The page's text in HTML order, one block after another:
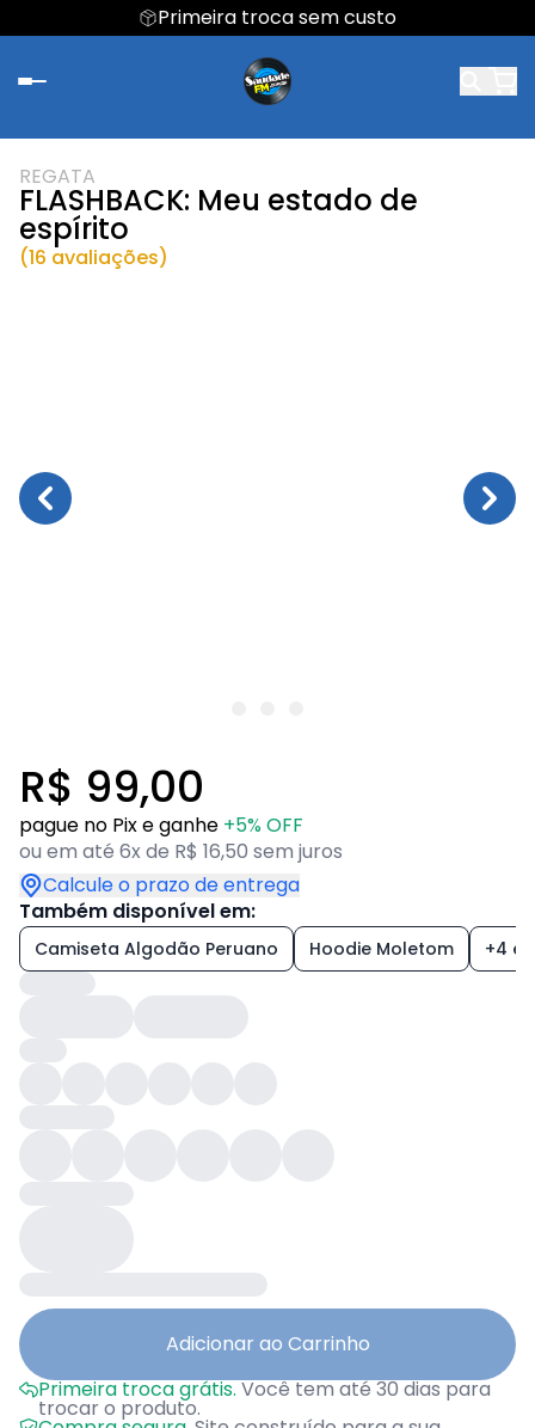
Primeira troca sem custo
REGATA
FLASHBACK: Meu estado de
espírito
(16 avaliações)
R$ 99,00
pague no Pix e ganhe +5% OFF
ou em até 6x de R$ 16,50 sem juros
Calcule o prazo de entrega
Também disponível em:
Camiseta Algodão Peruano Hoodie Moletom +4
Adicionar ao Carrinho
Primeira troca grátis.Você tem até 30 dias para
trocar o produto.